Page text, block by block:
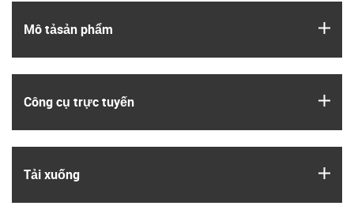
Mô tả­sản phẩm
Công cụ trực tuyến
Tải xuống